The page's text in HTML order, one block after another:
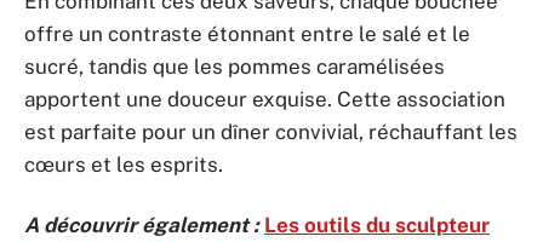
offre un contraste étonnant entre le salé et le
sucré, tandis que les pommes caramélisées
apportent une douceur exquise. Cette association
est parfaite pour un dîner convivial, réchauffant les
cœurs et les esprits.
A découvrir également : Les outils du sculpteur